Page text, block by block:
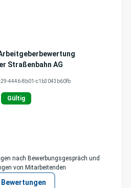
Straßenbahn AG
4446-8b01-c1b3043b60fb
Gültig
nach Bewerbungsgespräch und
von Mitarbeitenden